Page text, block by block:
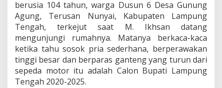
n
y
a
t
a
P
berusia 104 tahun, warga Dusun 6 Desa Gunung
Agung, Terusan Nunyai, Kabupaten Lampung
Tengah, terkejut saat M. Ikhsan datang
mengunjungi rumahnya. Matanya berkaca-kaca
ketika tahu sosok pria sederhana, berperawakan
tinggi besar dan berparas ganteng yang turun dari
sepeda motor itu adalah Calon Bupati Lampung
Tengah 2020-2025.